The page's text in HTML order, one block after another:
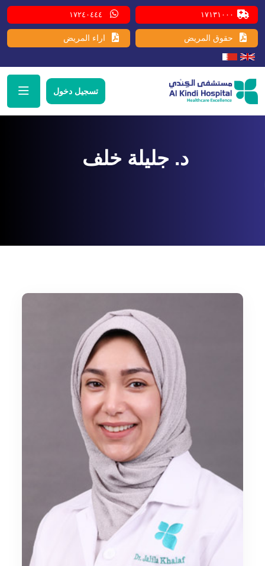
١٧١٣١٠٠٠ ١٧٢٤٠٤٤٤
حقوق المريض اراء المريض
تسجيل دخول
د. جليلة خلف